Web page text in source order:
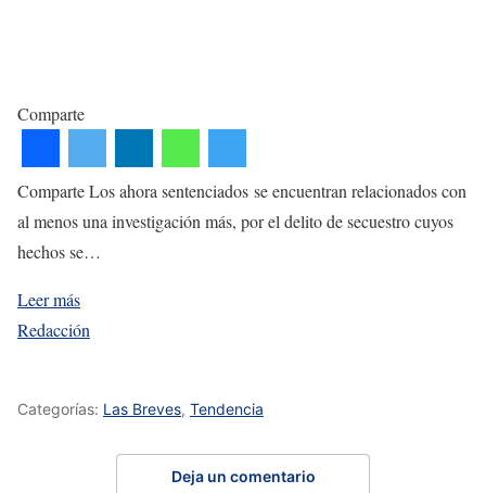
Comparte
Comparte Los ahora sentenciados se encuentran relacionados con
al menos una investigación más, por el delito de secuestro cuyos
hechos se…
Leer más
Redacción
Categorías: Las Breves, Tendencia
Deja un comentario